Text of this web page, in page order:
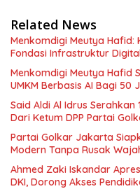
Related News
Menkomdigi Meutya Hafid:
Fondasi Infrastruktur
Menkomdigi Meutya Hafid
UMKM Berbasis AI Bagi
Said Aldi Al Idrus Serahkan
Dari Ketum DPP Partai
Partai Golkar Jakarta
Modern Tanpa Rusak
Ahmed Zaki Iskandar
DKI, Dorong Akses